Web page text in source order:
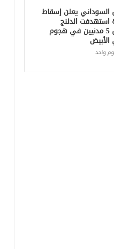
السوداني يعلن إسقاط
استهدفت الدلنج
ومقتل 5 مدنيين في هجوم
واحد